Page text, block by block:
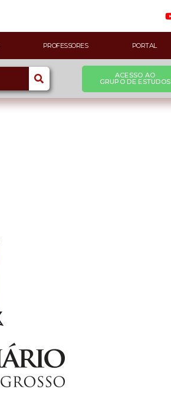
PROFESSORES PORTAL
ACESSO AO
GRUPO DE ESTUDOS